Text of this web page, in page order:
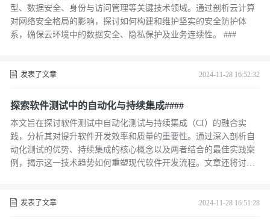
型、数据安全、身份与访问管理等关键技术领域。通过剖析云计算
对网络安全格局的影响，探讨如何构建和维护坚实的安全防护体
系，确保云环境中的数据安全、隐私保护及业务连续性。 ###
发表了文章 2024-11-28 16:52:32
探索软件测试中的自动化与持续集成####
本文旨在探讨软件测试中自动化测试与持续集成（CI）的融合实
践，分析其对提升软件开发效率和质量的重要性。通过深入剖析自
动化测试的优势、持续集成的核心概念以及两者结合的最佳实践案
例，揭示这一技术趋势如何重塑现代软件开发流程。文章还将讨论
发表了文章 2024-11-28 16:51:28